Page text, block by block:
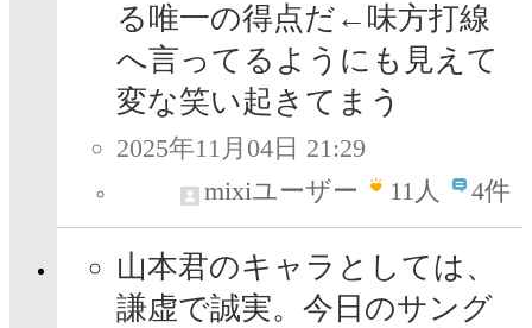
る唯一の得点だ←味方打線
へ言ってるようにも見えて
変な笑い起きてまう
2025年11月04日 21:29
mixiユーザー
11人 4件
山本君のキャラとしては、
謙虚で誠実。今日のサング